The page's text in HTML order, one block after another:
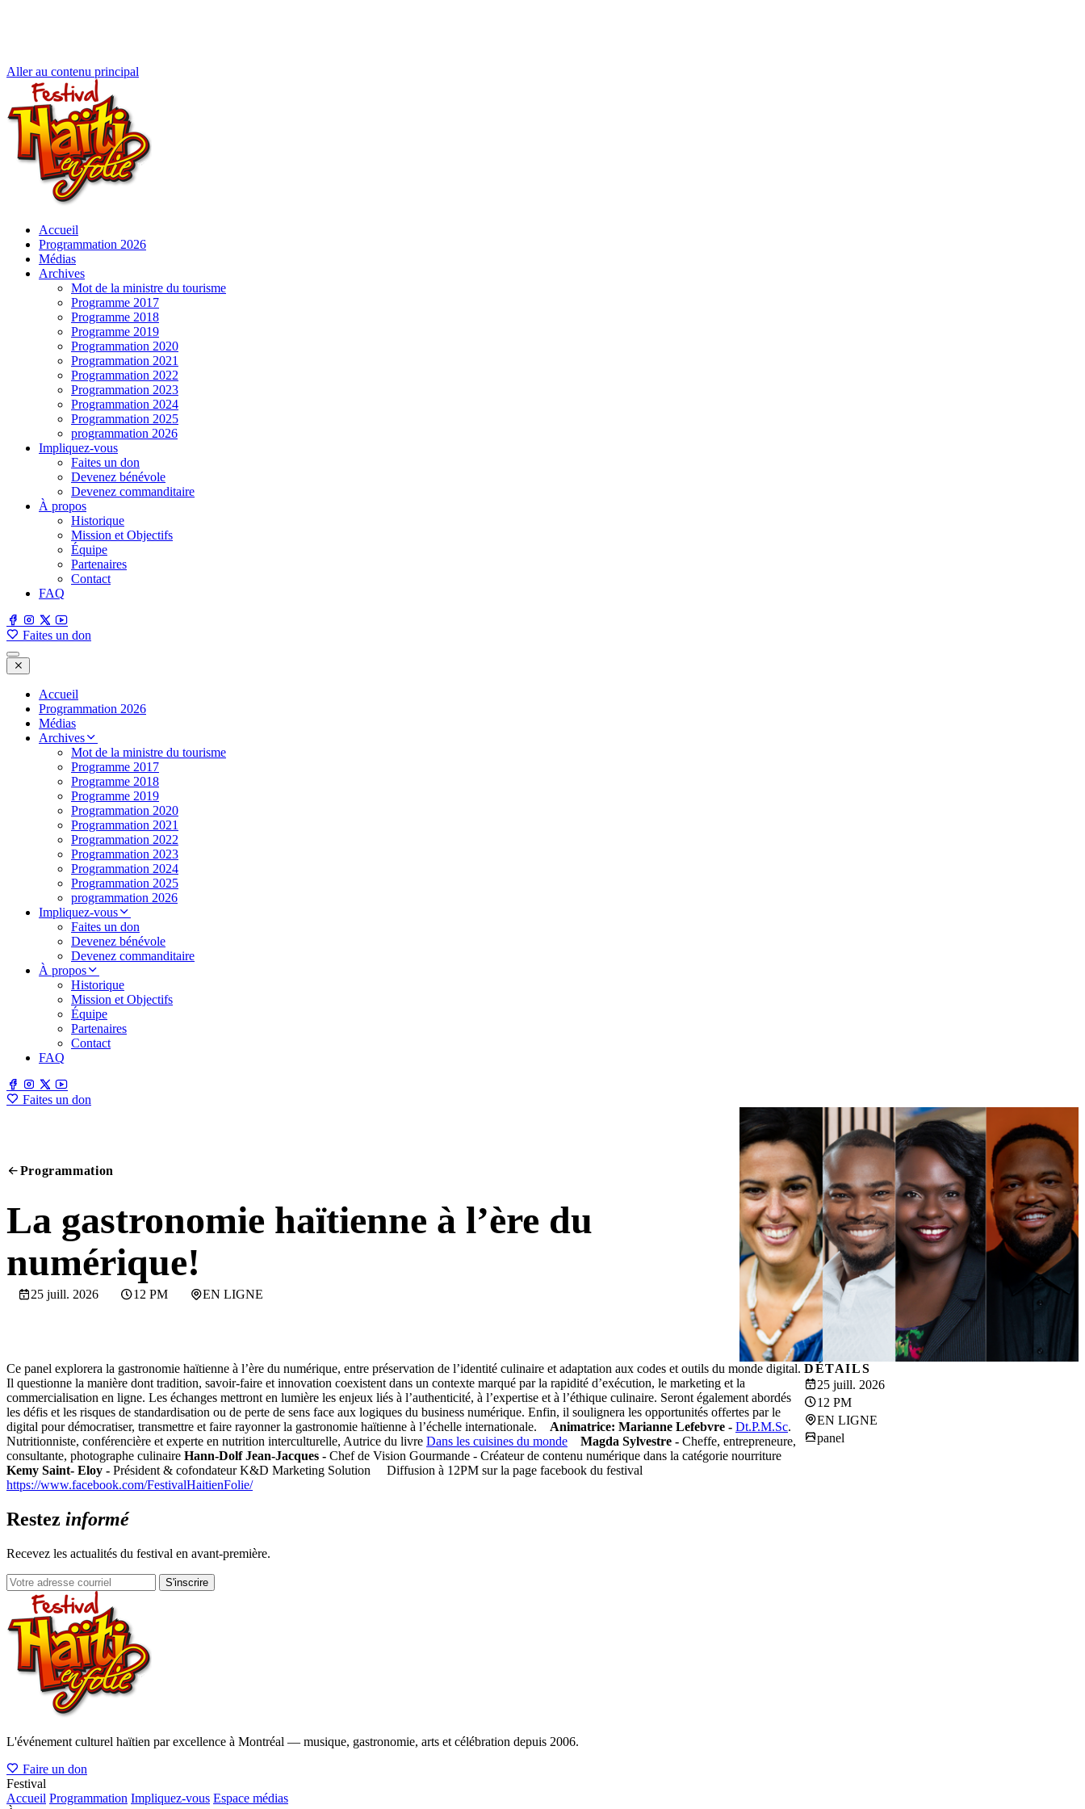
Aller au contenu principal
Accueil
Programmation 2026
Médias
Archives
Mot de la ministre du tourisme
Programme 2017
Programme 2018
Programme 2019
Programmation 2020
Programmation 2021
Programmation 2022
Programmation 2023
Programmation 2024
Programmation 2025
programmation 2026
Impliquez-vous
Faites un don
Devenez bénévole
Devenez commanditaire
À propos
Historique
Mission et Objectifs
Équipe
Partenaires
Contact
FAQ
Faites un don
Accueil
Programmation 2026
Médias
Archives
Mot de la ministre du tourisme
Programme 2017
Programme 2018
Programme 2019
Programmation 2020
Programmation 2021
Programmation 2022
Programmation 2023
Programmation 2024
Programmation 2025
programmation 2026
Impliquez-vous
Faites un don
Devenez bénévole
Devenez commanditaire
À propos
Historique
Mission et Objectifs
Équipe
Partenaires
Contact
FAQ
Faites un don
Programmation
La gastronomie haïtienne à l’ère du
numérique!
25 juill. 2026 12 PM EN LIGNE
Ce panel explorera la gastronomie haïtienne à l’ère du numérique, entre préservation de l’identité culinaire et adaptation aux codes et outils du monde digital.
Il questionne la manière dont tradition, savoir-faire et innovation coexistent dans un contexte marqué par la rapidité d’exécution, le marketing et la
commercialisation en ligne. Les échanges mettront en lumière les enjeux liés à l’authenticité, à l’expertise et à l’éthique culinaire. Seront également abordés
les défis et les risques de standardisation ou de perte de sens face aux logiques du business numérique. Enfin, il soulignera les opportunités offertes par le
digital pour démocratiser, transmettre et faire rayonner la gastronomie haïtienne à l’échelle internationale.
Animatrice: Marianne Lefebvre - Dt.P.M.Sc.
Nutritionniste, conférencière et experte en nutrition interculturelle, Autrice du livre Dans les cuisines du monde Magda Sylvestre - Cheffe, entrepreneure,
consultante, photographe culinaire Hann-Dolf Jean-Jacques - Chef de Vision Gourmande - Créateur de contenu numérique dans la catégorie nourriture
Kemy Saint- Eloy - Président & cofondateur K&D Marketing Solution
Diffusion à 12PM sur la page facebook du festival
https://www.facebook.com/FestivalHaitienFolie/
DÉTAILS
25 juill. 2026
12 PM
EN LIGNE
panel
Restez informé
Recevez les actualités du festival en avant-première.
S'inscrire
L'événement culturel haïtien par excellence à Montréal — musique, gastronomie, arts et célébration depuis 2006.
Faire un don
Festival
Accueil Programmation Impliquez-vous Espace médias